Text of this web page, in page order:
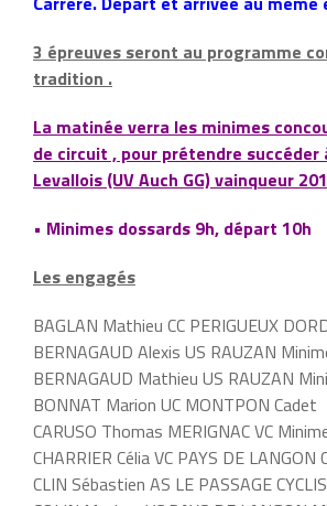
3 épreuves seront au programme
tradition .
La matinée verra les minimes
de circuit , pour prétendre succéder
Levallois (UV Auch GG) vainqueur
• Minimes dossards 9h, départ 10h
Les engagés
BAGLAN Mathieu CC PERIGUEUX
BERNAGAUD Alexis US RAUZAN
BERNAGAUD Mathieu US RAUZAN
BONNAT Marion UC MONTPON Cadet
CARUSO Thomas MERIGNAC VC
CHARRIER Célia VC PAYS DE LANGON
CLIN Sébastien AS LE PASSAGE